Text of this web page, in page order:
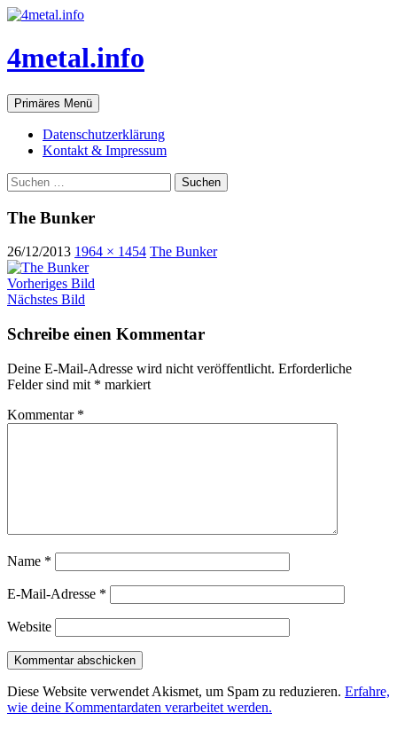
Zum
springen
4metal.info
Suchen
Primäres Menü
Datenschutzerklärung
Kontakt & Impressum
Suchen
nach:
The Bunker
26/12/2013 1964 × 1454 The Bunker
Vorheriges Bild
Nächstes Bild
Schreibe einen Kommentar
Deine E-Mail-Adresse wird nicht veröffentlicht. Erforderliche
Felder sind mit * markiert
Kommentar *
Name *
E-Mail-Adresse *
Website
Diese Website verwendet Akismet, um Spam zu reduzieren. Erfahre,
wie deine Kommentardaten verarbeitet werden.